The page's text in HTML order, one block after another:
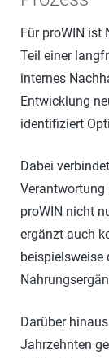
Für proWIN ist
Teil einer
internes
Entwicklung
identifiziert
Dabei
proWIN nicht
ergänzt auch
beispielsweise
Darüber
Jahrzehnten